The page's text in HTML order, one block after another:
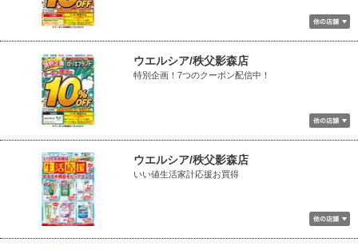
ウエルシア/秩父影森店
特別企画！7つのクーポン配信中！
ウエルシア/秩父影森店
いい値生活家計応援お買得